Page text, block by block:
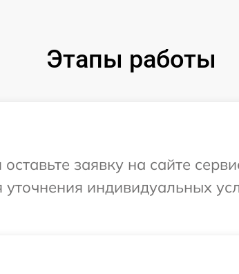
Этапы работы
заявку на сайте
индивидуальных